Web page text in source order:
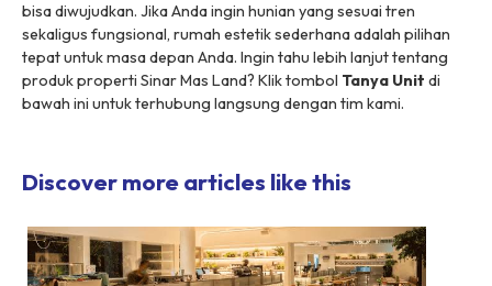
bisa diwujudkan. Jika Anda ingin hunian yang sesuai tren
sekaligus fungsional, rumah estetik sederhana adalah pilihan
tepat untuk masa depan Anda. Ingin tahu lebih lanjut tentang
produk properti Sinar Mas Land? Klik tombol Tanya Unit di
bawah ini untuk terhubung langsung dengan tim kami.
Discover more articles like this